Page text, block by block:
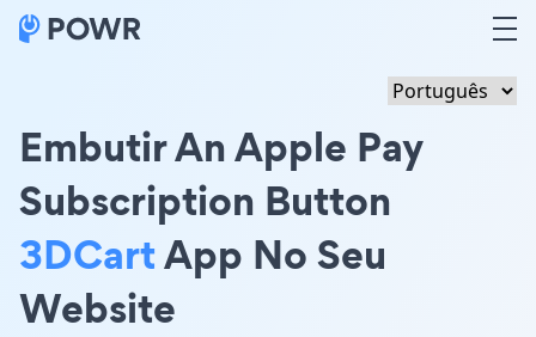
Embutir An Apple Pay
Subscription Button
3DCartApp No Seu
Website